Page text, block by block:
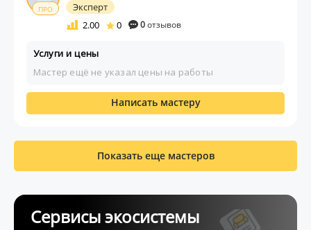
ПРО
Эксперт
2.00
0 0отзывов
Услуги и цены
Мастер ещё не указал цены на работы
Написать мастеру
Показать еще мастеров
Сервисы экосистемы